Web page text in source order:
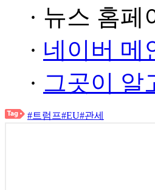
· 뉴스 홈페
· 네이버
· 그곳이
#트럼프#EU#관세